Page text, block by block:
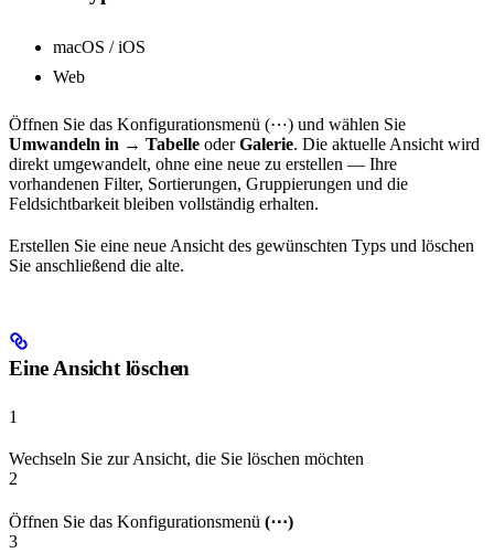
macOS / iOS
Web
Öffnen Sie das Konfigurationsmenü (⋯) und wählen Sie
Umwandeln in → Tabelle oderGalerie. Die aktuelle Ansicht wird
direkt umgewandelt, ohne eine neue zu erstellen — Ihre
vorhandenen Filter, Sortierungen, Gruppierungen und die
Feldsichtbarkeit bleiben vollständig erhalten.
Erstellen Sie eine neue Ansicht des gewünschten Typs und löschen
Sie anschließend die alte.
Eine Ansicht löschen
1
Wechseln Sie zur Ansicht, die Sie löschen möchten
2
Öffnen Sie das Konfigurationsmenü (⋯)
3